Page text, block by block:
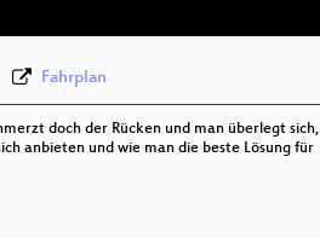
Fahrplan
doch der Rücken und man überlegt sich,
anbieten und wie man die beste Lösung für